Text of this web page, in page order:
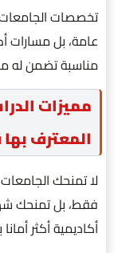
تخصصات
عامة، بل مسارات
مناسبة تضمن له
مميزات
المعترف
لا تمنحك
فقط، بل تمنحك
أكاديمية أكثر